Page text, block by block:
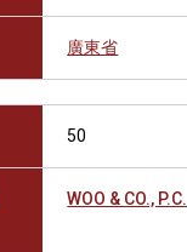
廣東省
50
WOO & CO., P.C.